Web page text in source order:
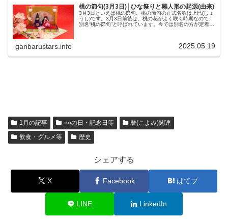
桃の節句(3月3日)│ひな祭りと雛人形の起源(由来)
3月3日といえば桃の節句。桃の節句の正式名称は上巳(じょ
うし)です。3月3日前後は、桃の花がよく咲く時期なので、
別名“桃の節句”と呼ばれています。今では別名の方が定着し
ganbarustars.info 2025.05.19
1月の記事 ○○の日・記念日等
暦(こよみ)関連
飲食・グルメ等
歴史
シェアする
X Facebook はてブ
LINE LinkedIn